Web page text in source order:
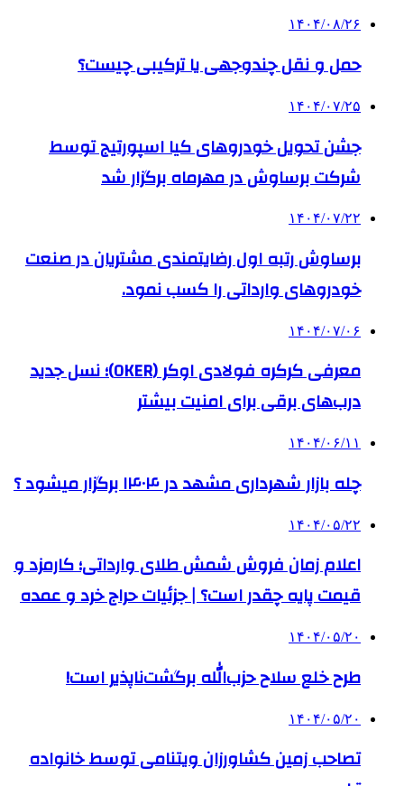
۱۴۰۴/۰۸/۲۶
حمل و نقل چندوجهی یا ترکیبی چیست؟
۱۴۰۴/۰۷/۲۵
جشن تحویل خودروهای کیا اسپورتیج توسط
شرکت برساوش در مهرماه برگزار شد
۱۴۰۴/۰۷/۲۲
برساوش رتبه اول رضایتمندی مشتریان در صنعت
خودروهای وارداتی را کسب نمود.
۱۴۰۴/۰۷/۰۶
معرفی کرکره فولادی اوکر (OKER)؛ نسل جدید
درب‌های برقی برای امنیت بیشتر
۱۴۰۴/۰۶/۱۱
چله بازار شهرداری مشهد در ۱۴۰۴ برگزار میشود ؟
۱۴۰۴/۰۵/۲۲
اعلام زمان فروش شمش طلای وارداتی؛ کارمزد و
قیمت پایه چقدر است؟ | جزئیات حراج خرد و عمده
۱۴۰۴/۰۵/۲۰
طرح خلع سلاح حزب‌الله برگشت‌ناپذیر است!
۱۴۰۴/۰۵/۲۰
تصاحب زمین کشاورزان ویتنامی توسط خانواده